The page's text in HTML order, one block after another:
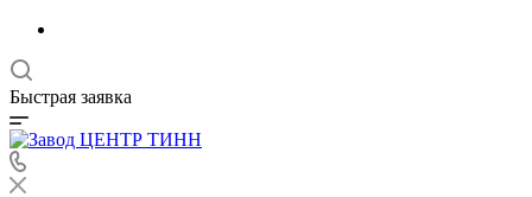
Быстрая заявка